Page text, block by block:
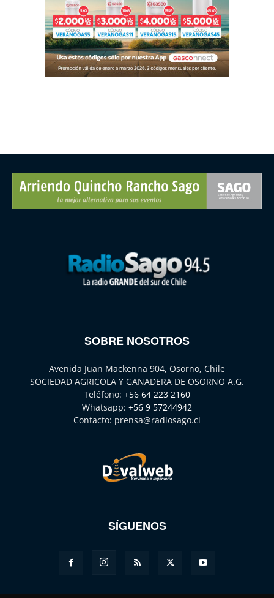
SOBRE NOSOTROS
Avenida Juan Mackenna 904, Osorno, Chile
SOCIEDAD AGRICOLA Y GANADERA DE OSORNO A.G.
Teléfono: +56 64 223 2160
Whatsapp: +56 9 57244942
Contacto: prensa@radiosago.cl
SÍGUENOS